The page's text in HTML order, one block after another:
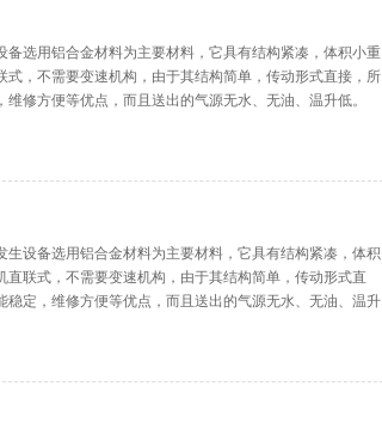
备选用铝合金材料为主要材料，它具有结构紧凑，体积小重
式，不需要变速机构，由于其结构简单，传动形式直接，所
修方便等优点，而且送出的气源无水、无油、温升低。
设备选用铝合金材料为主要材料，它具有结构紧凑，体积
联式，不需要变速机构，由于其结构简单，传动形式直
稳定，维修方便等优点，而且送出的气源无水、无油、温升